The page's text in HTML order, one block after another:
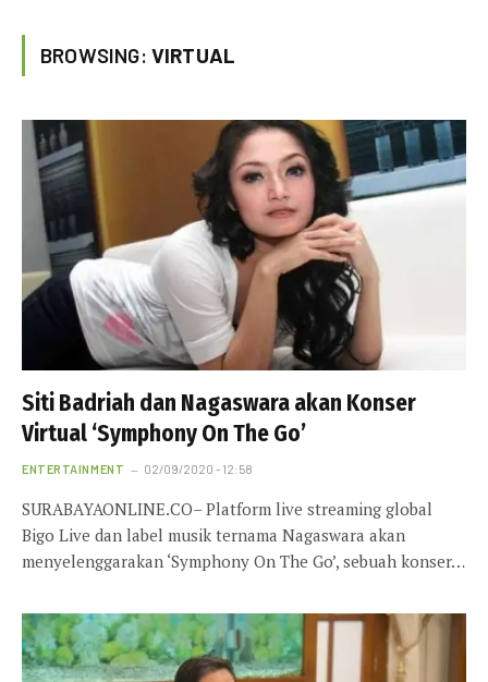
BROWSING: VIRTUAL
Siti Badriah dan Nagaswara akan Konser
Virtual ‘Symphony On The Go’
ENTERTAINMENT 02/09/2020 - 12:58
SURABAYAONLINE.CO– Platform live streaming global
Bigo Live dan label musik ternama Nagaswara akan
menyelenggarakan ‘Symphony On The Go’, sebuah konser…